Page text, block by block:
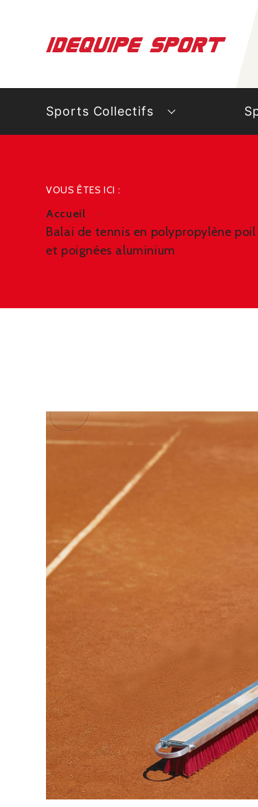
Sports Collectifs
VOUS ÊTES ICI :
Accueil
Balai de tennis en polypropylène
et poignées aluminium